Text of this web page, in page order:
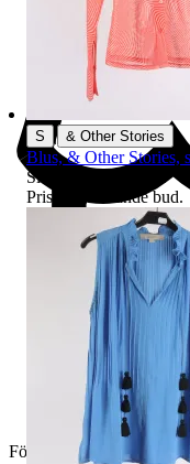
Företag
S | & Other Stories
Blus, & Other Stories,
Sluttid
Pris:
Ledande bud.